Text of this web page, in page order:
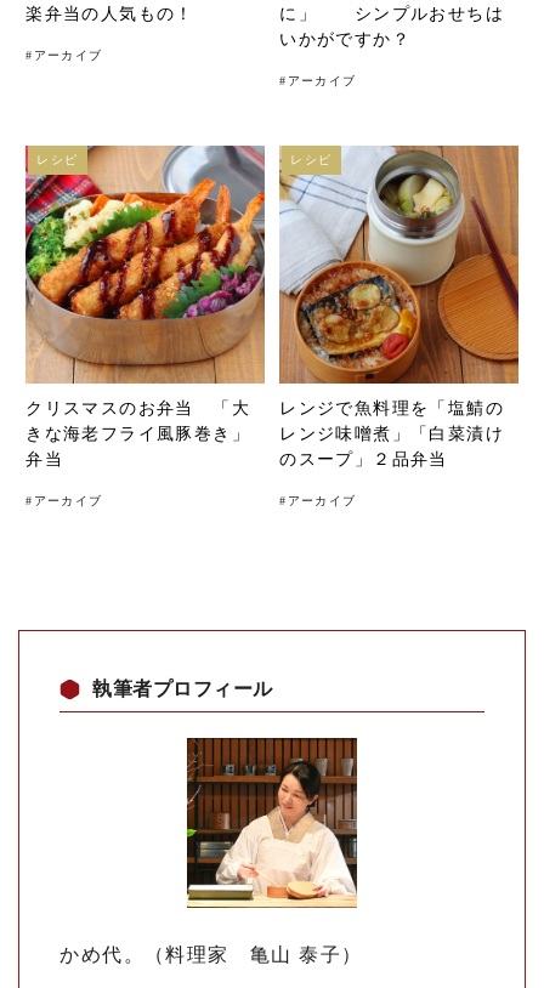
楽弁当の人気もの！
# アーカイブ
に」 シンプルおせちは
いかがですか？
# アーカイブ
クリスマスのお弁当 「大
きな海老フライ風豚巻き」
弁当
# アーカイブ
レシピ
レンジで魚料理を「塩鯖の
レンジ味噌煮」「白菜漬け
のスープ」２品弁当
# アーカイブ
レシピ
執筆者プロフィール
かめ代。（料理家 亀山 泰子）